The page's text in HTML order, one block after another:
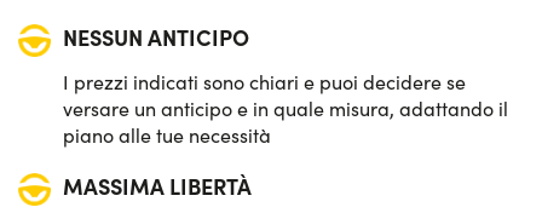
NESSUN ANTICIPO
I prezzi indicati sono chiari e puoi decidere se
versare un anticipo e in quale misura, adattando il
piano alle tue necessità
MASSIMA LIBERTÀ